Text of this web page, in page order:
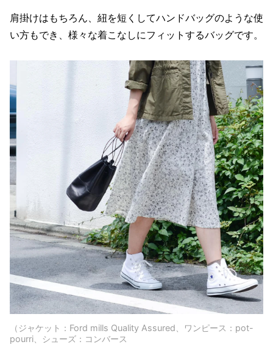
肩掛けはもちろん、紐を短くしてハンドバッグのような使
い方もでき、様々な着こなしにフィットするバッグです。
（ジャケット：Ford mills Quality Assured、ワンピース：pot-
pourri、シューズ：コンバース